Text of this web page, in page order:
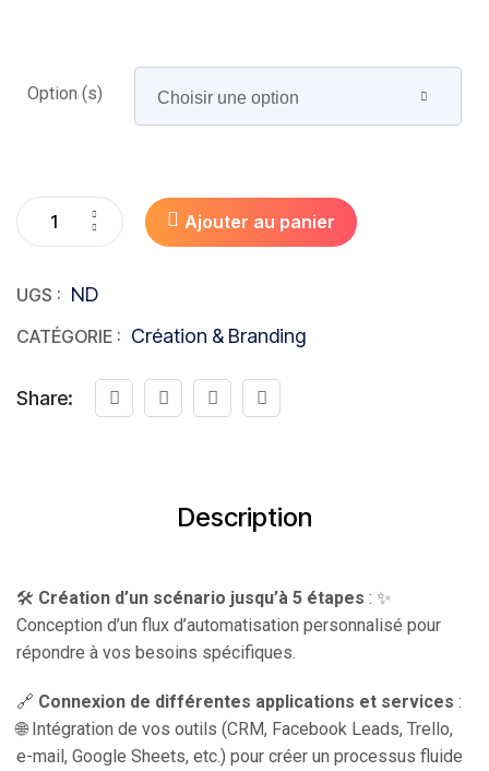
Option (s) Choisir une option
Ajouter au panier
UGS : ND
CATÉGORIE : Création & Branding
Share:
Description
🛠️ Création d’un scénario jusqu’à 5 étapes : ✨
Conception d’un flux d’automatisation personnalisé pour
répondre à vos besoins spécifiques.
🔗 Connexion de différentes applications et services :
🌐 Intégration de vos outils (CRM, Facebook Leads, Trello,
e-mail, Google Sheets, etc.) pour créer un processus fluide